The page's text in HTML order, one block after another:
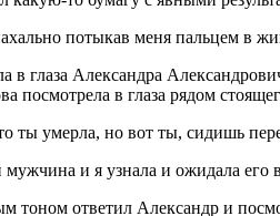
потыкав меня пальцем в
в глаза Александра
посмотрела в глаза рядом
ты умерла, но вот ты, сидишь
и я узнала и ожидала его
ответил Александр и